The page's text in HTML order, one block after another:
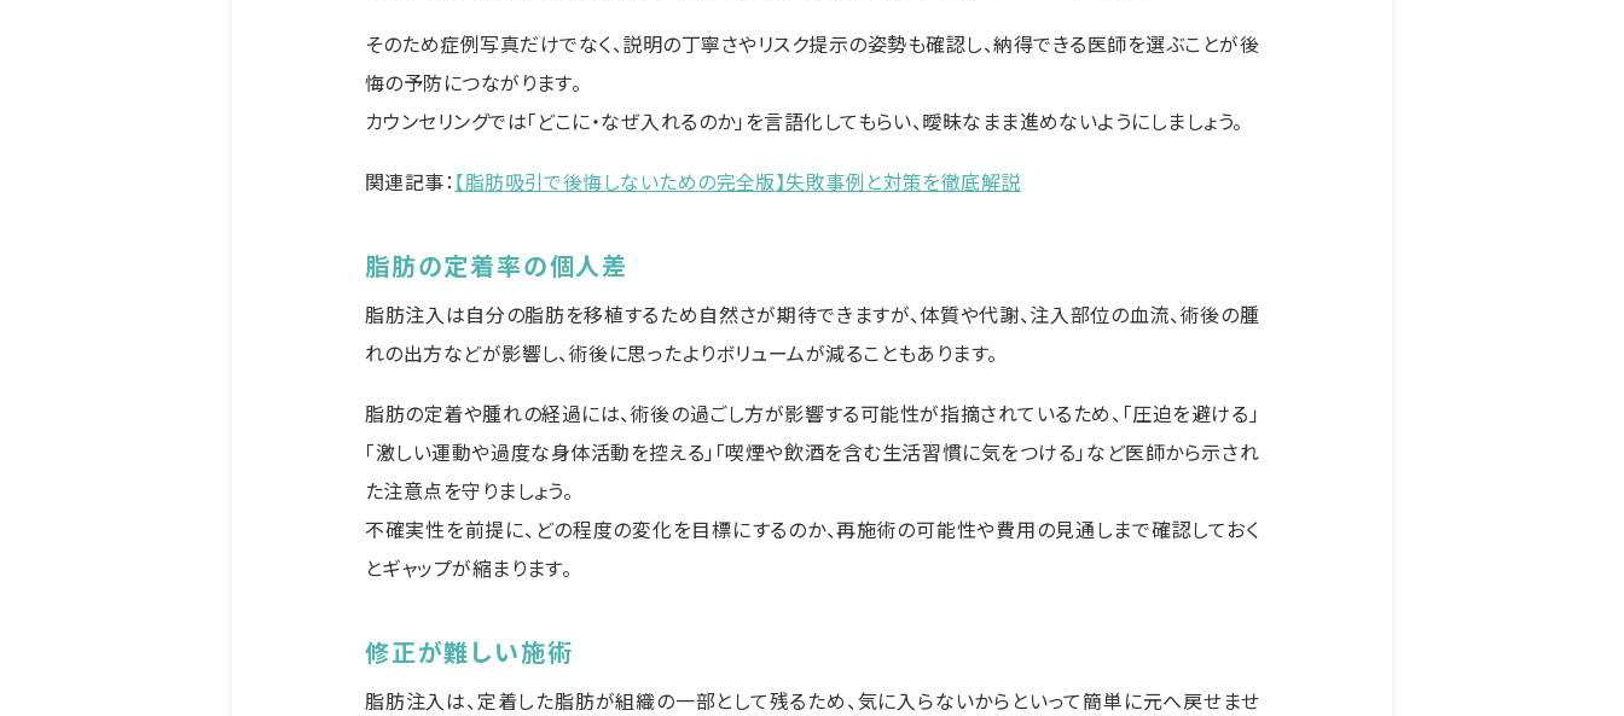
そのため症例写真だけでなく、説明の丁寧さやリスク提示の姿勢も確認し、納得できる医師を選ぶことが後
悔の予防につながります。
カウンセリングでは「どこに・なぜ入れるのか」を言語化してもらい、曖昧なまま進めないようにしましょう。
関連記事：【脂肪吸引で後悔しないための完全版】失敗事例と対策を徹底解説
脂肪の定着率の個人差
脂肪注入は自分の脂肪を移植するため自然さが期待できますが、体質や代謝、注入部位の血流、術後の腫
れの出方などが影響し、術後に思ったよりボリュームが減ることもあります。
脂肪の定着や腫れの経過には、術後の過ごし方が影響する可能性が指摘されているため、「圧迫を避ける」
「激しい運動や過度な身体活動を控える」「喫煙や飲酒を含む生活習慣に気をつける」など医師から示され
た注意点を守りましょう。
不確実性を前提に、どの程度の変化を目標にするのか、再施術の可能性や費用の見通しまで確認しておく
とギャップが縮まります。
修正が難しい施術
脂肪注入は、定着した脂肪が組織の一部として残るため、気に入らないからといって簡単に元へ戻せませ